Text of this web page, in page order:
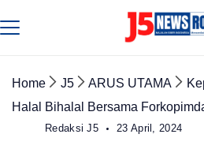
to
Home J5 ARUS UTAMA
Halal Bihalal Bersama
Redaksi J5 23 April, 2024